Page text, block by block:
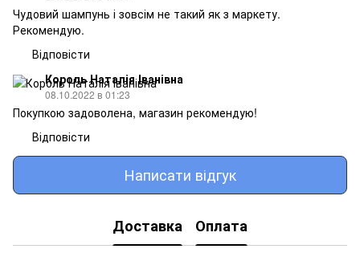
Чудовий шампунь і зовсім не такий як з маркету.
Рекомендую.
Відповісти
Король Наталія Іванівна
08.10.2022 в 01:23
Покупкою задоволена, магазин рекомендую!
Відповісти
Написати відгук
Доставка Оплата